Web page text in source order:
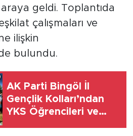
geldi. Toplantıda
çalışmaları ve
ilişkin
bulundu.
AK Parti Bingöl İl
Gençlik Kolları’ndan
YKS Öğrencileri ve